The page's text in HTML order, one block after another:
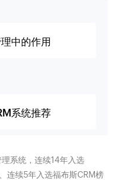
中的作用
系统推荐
系统，连续14年入选
连续5年入选福布斯CRM榜